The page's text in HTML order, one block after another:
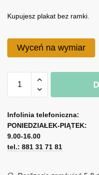
Kupujesz plakat bez ramki.
Wyceń na wymiar
Plakat
Szwajcaria
Saksońska
l
t
e
r
a
Infolinia telefoniczna:
PONIEDZIAŁEK-PIĄTEK:
9.00-16.00
tel.: 881 31 71 81